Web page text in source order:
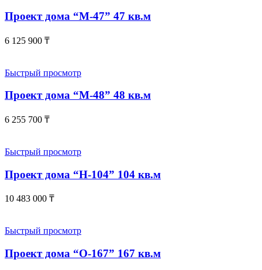
Проект дома “М-47” 47 кв.м
6 125 900 ₸
Быстрый просмотр
Проект дома “М-48” 48 кв.м
6 255 700 ₸
Быстрый просмотр
Проект дома “Н-104” 104 кв.м
10 483 000 ₸
Быстрый просмотр
Проект дома “О-167” 167 кв.м